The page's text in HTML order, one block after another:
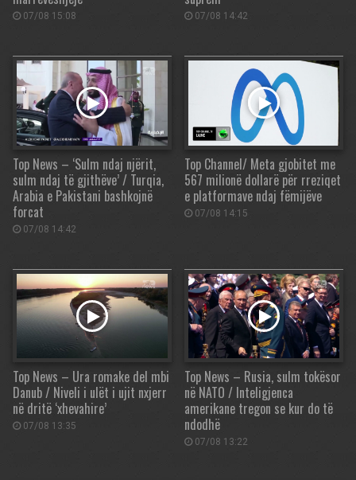
07/08 15:08 07/08 14:42
Top News – ‘Sulm ndaj njërit,
sulm ndaj të gjithëve’ / Turqia,
Arabia e Pakistani bashkojnë
forcat
07/08 14:42
Top Channel/ Meta gjobitet me
567 milionë dollarë për rreziqet
e platformave ndaj fëmijëve
07/08 14:15
Top News – Ura romake del mbi
Danub / Niveli i ulët i ujit nxjerr
në dritë ‘xhevahire’
07/08 13:35
Top News – Rusia, sulm tokësor
në NATO / Inteligjenca
amerikane tregon se kur do të
ndodhë
07/08 13:22